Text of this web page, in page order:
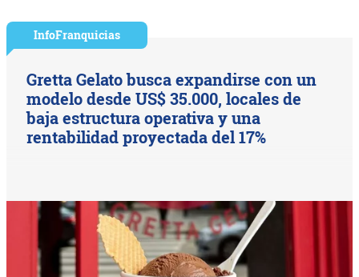
InfoFranquicias
Gretta Gelato busca expandirse con un
modelo desde US$ 35.000, locales de
baja estructura operativa y una
rentabilidad proyectada del 17%